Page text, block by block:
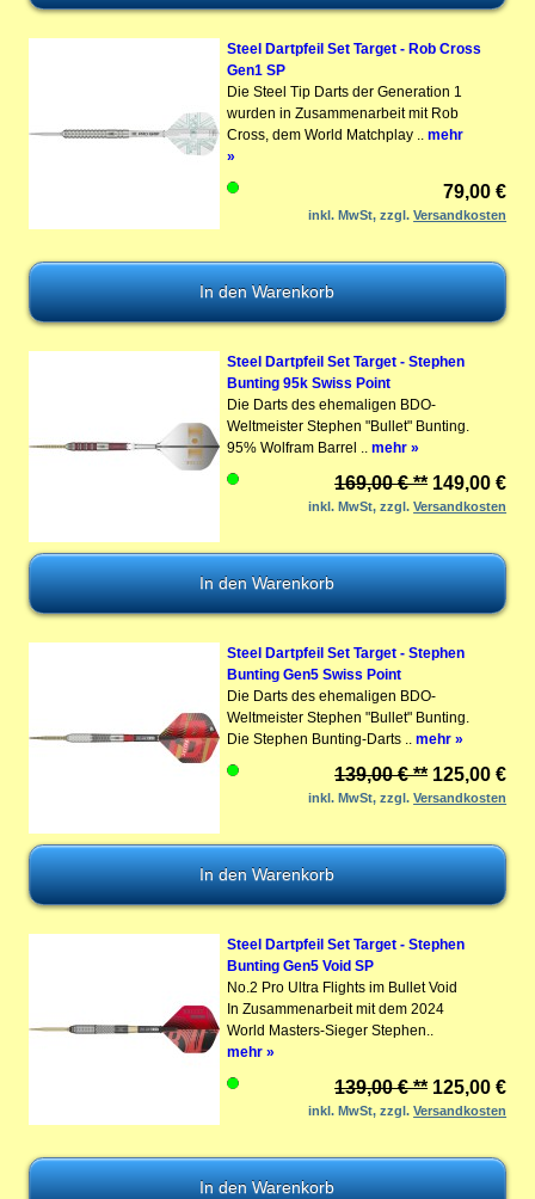
Steel Dartpfeil Set Target - Rob Cross
Gen1 SP
Die Steel Tip Darts der Generation 1
wurden in Zusammenarbeit mit Rob
Cross, dem World Matchplay .. mehr
»
79,00 €
inkl. MwSt, zzgl.Versandkosten
Steel Dartpfeil Set Target - Stephen
Bunting 95k Swiss Point
Die Darts des ehemaligen BDO-
Weltmeister Stephen "Bullet" Bunting.
95% Wolfram Barrel .. mehr »
169,00 € ** 149,00 €
inkl. MwSt, zzgl.Versandkosten
Steel Dartpfeil Set Target - Stephen
Bunting Gen5 Swiss Point
Die Darts des ehemaligen BDO-
Weltmeister Stephen "Bullet" Bunting.
Die Stephen Bunting-Darts .. mehr »
139,00 € ** 125,00 €
inkl. MwSt, zzgl.Versandkosten
Steel Dartpfeil Set Target - Stephen
Bunting Gen5 Void SP
No.2 Pro Ultra Flights im Bullet Void
In Zusammenarbeit mit dem 2024
World Masters-Sieger Stephen..
mehr »
139,00 € ** 125,00 €
inkl. MwSt, zzgl.Versandkosten